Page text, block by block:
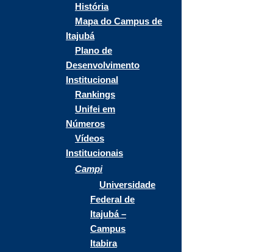
História
Mapa do Campus de
Itajubá
Plano de
Desenvolvimento
Institucional
Rankings
Unifei em
Números
Vídeos
Institucionais
Campi
Universidade
Federal de
Itajubá –
Campus
Itabira